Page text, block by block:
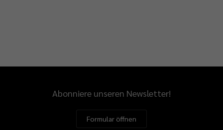
Abonniere unseren Newsletter!
Formular öffnen